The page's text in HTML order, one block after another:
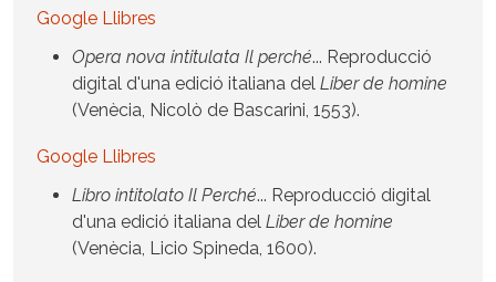
Google Llibres
Opera nova intitulata Il perché... Reproducció
digital d'una edició italiana delLiber de homine
(Venècia, Nicolò de Bascarini, 1553).
Google Llibres
Libro intitolato Il Perché... Reproducció digital
d'una edició italiana delLiber de homine
(Venècia, Licio Spineda, 1600).